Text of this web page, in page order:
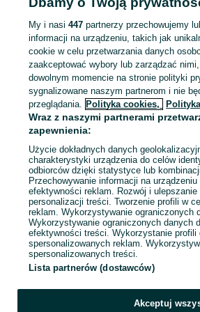
rowerów elektrycznych
Certyfikat
City Crash
TÜV
Strona główna Motoryzacja Części
KATEGORIA
ID:603594422
Zadzwoń / SMS
My i nasi447 partnerzy przechowujemy
informacji na urządzeniu, takich jak
cookie w celu przetwarzania danych
zaakceptować wybory lub zarządzać
dowolnym momencie na stronie polityki
sygnalizowane naszym partnerom i nie
przeglądania. Polityka cookies,
Wraz z naszymi partnerami
zapewnienia:
Użycie dokładnych danych
charakterystyki urządzenia do celów
odbiorców dzięki statystyce lub
Przechowywanie informacji na
efektywności reklam. Rozwój i ulepszanie
personalizacji treści. Tworzenie profili w
reklam. Wykorzystywanie ograniczonych
Wykorzystywanie ograniczonych danych
efektywności treści. Wykorzystanie profili
spersonalizowanych reklam.
spersonalizowanych treści.
Lista partnerów (dostawców)
Akceptuj